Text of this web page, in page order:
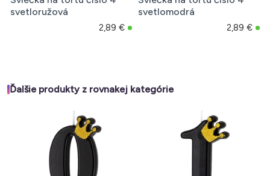
svetloružová
2,89 €
svetlomodrá
2,89 €
Ďalšie produkty z rovnakej kategórie